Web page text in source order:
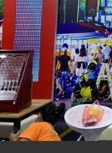
總
台
性
升
臺
疊
總
外